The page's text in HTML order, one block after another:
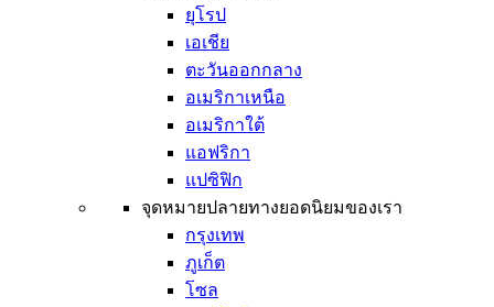
ยุโรป
เอเชีย
ตะวันออกกลาง
อเมริกาเหนือ
อเมริกาใต้
แอฟริกา
แปซิฟิก
จุดหมายปลายทางยอดนิยมของเรา
กรุงเทพ
ภูเก็ต
โซล